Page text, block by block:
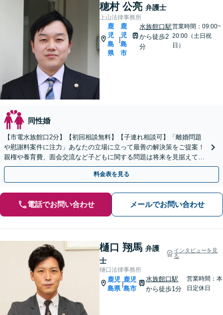
穂村 公亮 弁護士
上山法律事務所
鹿
児
島
県
鹿
児
島
市
水族館口駅
から徒歩2
分
営業時間：09:00~
20:00（土日祝
日）
同性婚
【市電水族館口2分】【初回相談無料】【子連れ相談可】「離婚問題
や慰謝料案件に注力」あなたの立場に立って最善の解決策をご提案！
親権や養育費、面会交流など子どもに関する問題は将来を見据えて丁
寧に対応「安心の費用体系／経済状況に応じて柔軟に対応」
料金表を見る
電話でお問い合わせ メールでお問い合わせ
樋口 翔馬 弁護
士
インタビューを見
る
樋口法律事務所
鹿児
島県
|
鹿児
島市
水族館口駅
から徒歩1分
営業時間：本
日定休日